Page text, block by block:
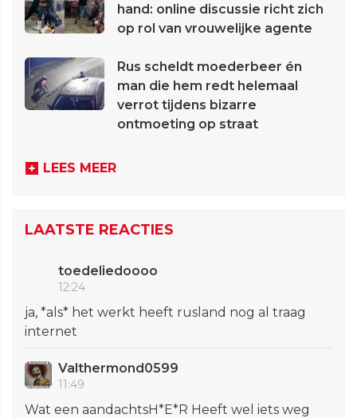
hand: online discussie richt zich
op rol van vrouwelijke agente
Rus scheldt moederbeer én
man die hem redt helemaal
verrot tijdens bizarre
ontmoeting op straat
LEES MEER
LAATSTE REACTIES
toedeliedoooo
12:24
ja, *als* het werkt heeft rusland nog al traag
internet
Valthermond0599
11:49
Wat een aandachtsH*E*R Heeft wel iets weg